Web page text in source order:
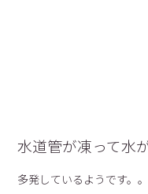
水道管が凍って水
多発しているようです。。